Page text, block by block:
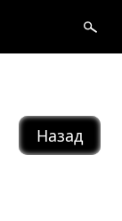
Назад